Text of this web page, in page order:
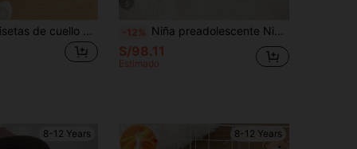
3 piezas Camisetas de cuello alto acanaladas de tono sólido con ribete de lechuga para niñas preadolescentes, de uso diario y combinables -12% Niña preadolescente Niña preadolescente Compra 1 pieza Obtén 3 gratis Camiseta casual de punto acanalado con cuello alto
S/98.11
Estimado
8-12 Years 8-12 Years